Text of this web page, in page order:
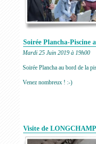
Soirée Plancha-Piscine
Mardi 25 Juin 2019 à 19h00
Soirée Plancha au bord de la
Venez nombreux ! :-)
Visite de